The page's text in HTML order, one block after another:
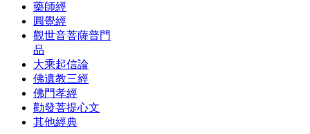
藥師經
圓覺經
觀世音菩薩普門
品
大乘起信論
佛遺教三經
佛門孝經
勸發菩提心文
其他經典